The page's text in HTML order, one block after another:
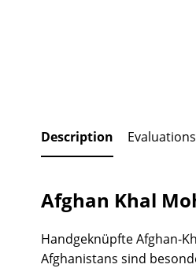
Description Evaluations
Afghan Khal
Handgeknüpfte Afghan-
Afghanistans sind